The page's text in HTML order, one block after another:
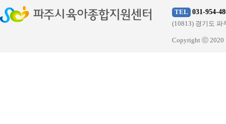
TEL 031-954-
(10813) 경기도 파
Copyright ⓒ 2020